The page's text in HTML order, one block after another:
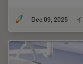
Dec 09, 2025